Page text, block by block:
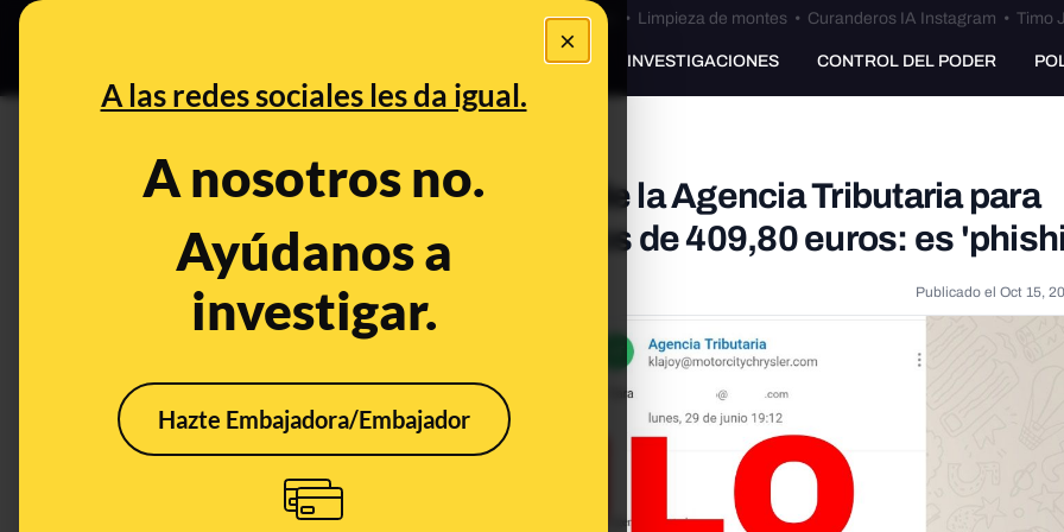
×
A las redes sociales les da igual.
A nosotros no.
Ayúdanos a
investigar.
Hazte Embajadora/Embajador
Bulos Ceuta • Limpieza de montes• Curanderos IA Instagram • Timo
PREBUNKING INVESTIGACIONES CONTROL DEL PODER
No, este correo electrónico no es de la Agencia Tributaria para
hacerte un reembolso de impuestos de 409,80 euros: es
Publicado el Oct 15,